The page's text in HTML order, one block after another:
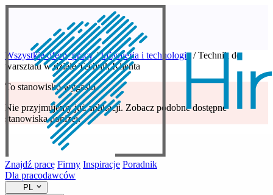
Znajdź pracę Firmy Inspiracje Poradnik
Dla pracodawców
PL
Wszystkie oferty pracy / Inżynieria i technologia / Technik do
warsztatu w dziale Technik Klienta
To stanowisko wygasło
Nie przyjmujemy już aplikacji. Zobacz podobne dostępne
stanowiska poniżej.